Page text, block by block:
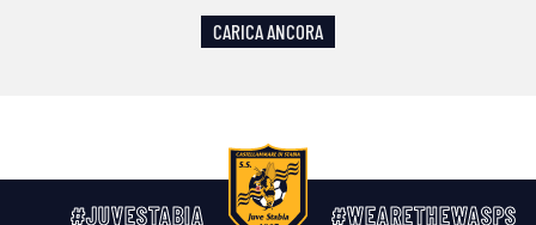
CARICA ANCORA
#JUVESTABIA #WEARETHEWASPS